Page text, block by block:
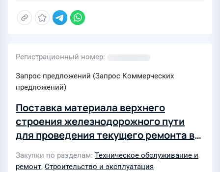
Регистрационный номер
Запрос предложений (Запрос Коммерческих
предложений)
Поставка материала верхнего
строения железнодорожного пути
для проведения текущего ремонта в
Закупки по разделам Техническое обслуживание и
ремонт, Строительство и эксплуатация